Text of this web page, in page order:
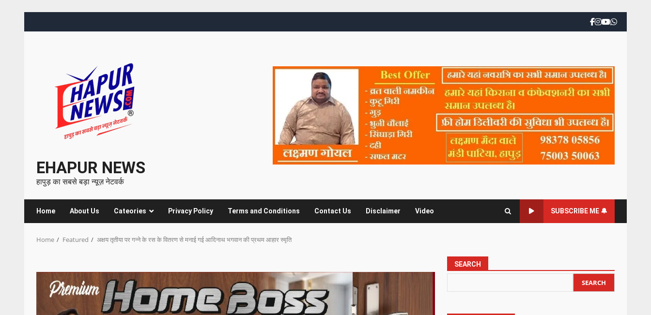
EHAPUR NEWS
हापुड़ का सबसे बड़ा न्यूज़ नेटवर्क
Home About Us Cateories Privacy Policy Terms and Conditions Contact Us Disclaimer Video SUBSCRIBE ME 🔔
Home Featured अक्षय तृतीया पर गन्ने के रस के वितरण से मनाई गई आदिनाथ भगवान की प्रथम आहार स्मृति
SEARCH
SEARCH